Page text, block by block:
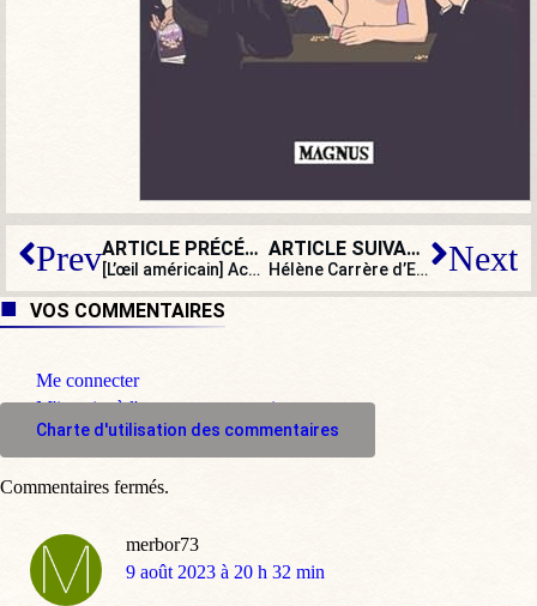
Prev ARTICLE PRÉCÉDENT
[L’œil américain] Accusé de complot contre l’État, Trump contre-attaque
ARTICLE SUIVANT
Hélène Carrère d’Encausse, l’intégration par le travail, le talent et le mérite Next
VOS COMMENTAIRES
Me connecter
M'inscrire à l'espace commentaire
Charte d'utilisation des commentaires
merbor73
dit
9 août 2023 à 20 h 32 min
Commentaires fermés.